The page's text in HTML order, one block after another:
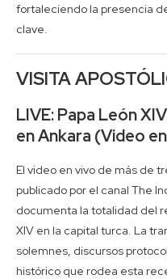
fortaleciendo la presencia
clave.
VISITA
LIVE: Papa León
en Ankara (Video
El video en vivo de más de
publicado por el canal The
documenta la totalidad del
XIV en la capital turca. La
solemnes, discursos
histórico que rodea esta